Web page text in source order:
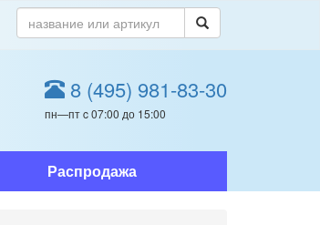
8 (495) 981-83-30
пн—пт c 07:00 до 15:00
Распродажа